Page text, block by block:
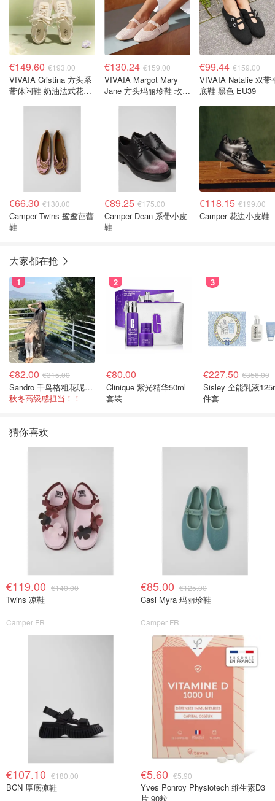
€149.60 €193.00
VIVAIA Cristina 方头系
带休闲鞋 奶油法式花卉
€130.24 €159.00
VIVAIA Margot Mary
Jane 方头玛丽珍鞋 玫瑰
€99.44 €159.00
VIVAIA Natalie 双带
底鞋 黑色 EU39
€66.30 €130.00
Camper Twins 鸳鸯芭蕾
鞋
€89.25 €175.00
Camper Dean 系带小皮
鞋
€118.15 €199.00
Camper 花边小皮鞋
大家都在抢
1
€82.00 €315.00
Sandro 千鸟格粗花呢连衣裙
秋冬高级感担当！！
2
€80.00
Clinique 紫光精华50ml
套装
3
€227.50 €356.00
Sisley 全能乳液
件套
猜你喜欢
€119.00 €140.00
Twins 凉鞋
Camper FR
€85.00 €125.00
Casi Myra 玛丽珍鞋
Camper FR
€107.10 €180.00
BCN 厚底凉鞋
€5.60 €5.90
Yves Ponroy Physiotech 维生素D3
片 90粒